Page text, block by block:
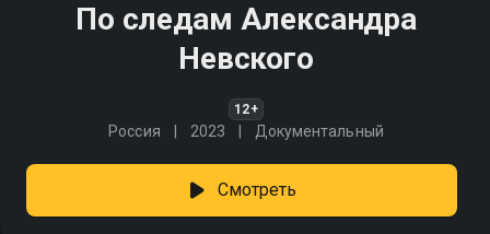
По следам Александра
Невского
12+
Россия 2023 Документальный
Смотреть